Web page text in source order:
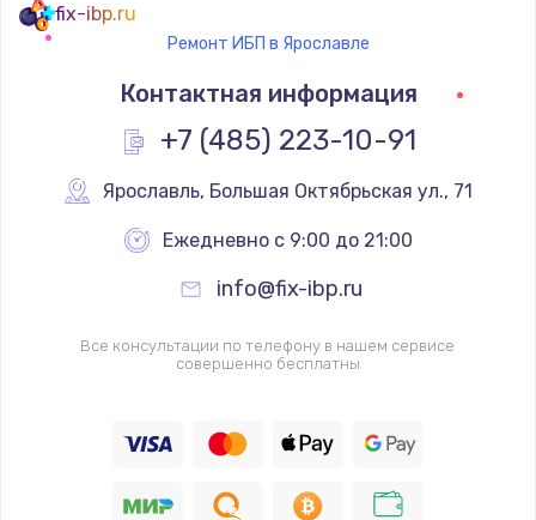
fix-ibp.ru
Ремонт ИБП в Ярославле
Контактная информация
+7 (485) 223-10-91
Ярославль, Большая Октябрьская ул., 71
Ежедневно с 9:00 до 21:00
info@fix-ibp.ru
Все консультации по телефону в нашем сервисе
совершенно бесплатны